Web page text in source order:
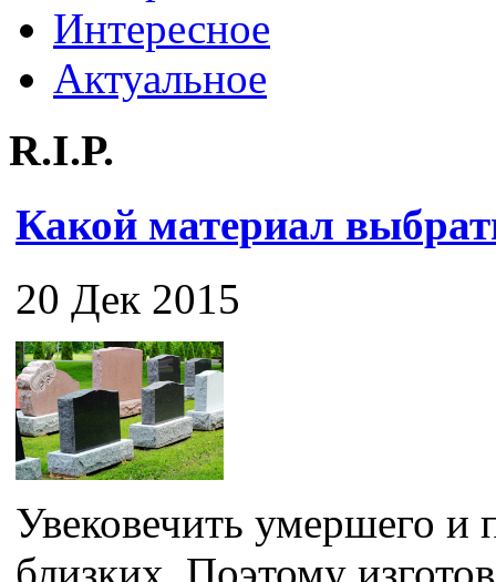
Интересное
Актуальное
R.I.P.
Какой материал
20 Дек 2015
Увековечить умершего и